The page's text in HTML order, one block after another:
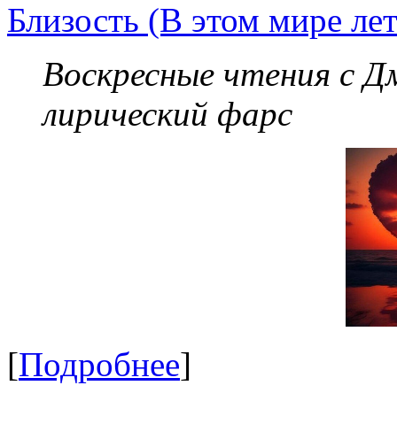
Близость (В этом мире
Воскресные чтения с
лирический фарс
[Подробнее]